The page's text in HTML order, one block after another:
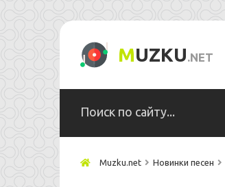
MUZKU.NET
Muzku.net Новинки песен